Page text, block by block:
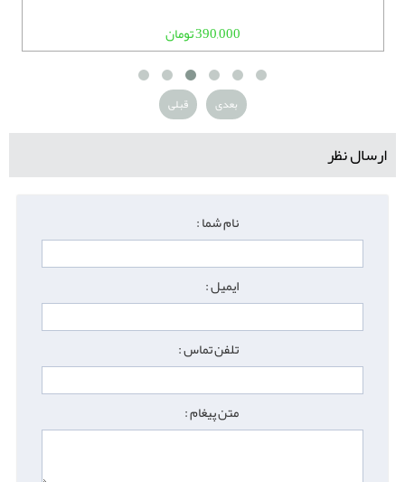
390,000 تومان
قبلی بعدی
ارسال نظر
نام شما :
ایمیل :
تلفن تماس :
متن پیغام :